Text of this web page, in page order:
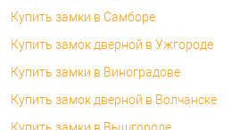
Купить замки в Самборе
Купить замок дверной в Ужгороде
Купить замки в Виноградове
Купить замок дверной в Волчанске